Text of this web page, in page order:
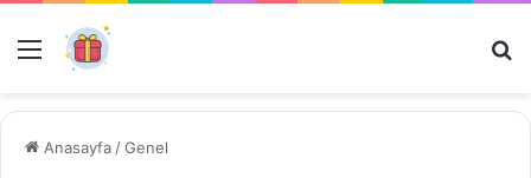
Menü
Anasayfa /Genel